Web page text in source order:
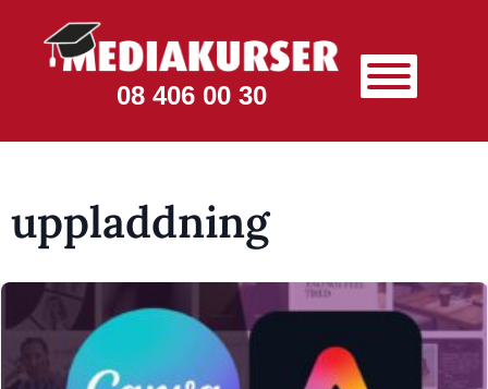
08 406 00 30
uppladdning